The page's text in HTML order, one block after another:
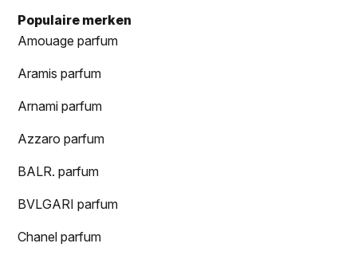
Populaire merken
Amouage parfum
Aramis parfum
Arnami parfum
Azzaro parfum
BALR. parfum
BVLGARI parfum
Chanel parfum